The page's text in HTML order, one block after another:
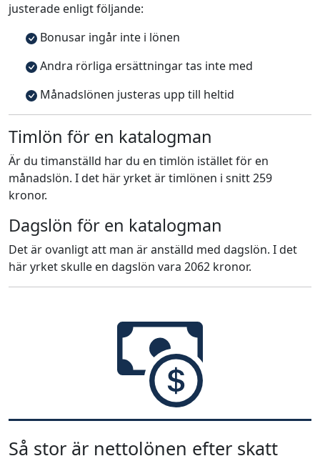
justerade enligt följande:
Bonusar ingår inte i lönen
Andra rörliga ersättningar tas inte med
Månadslönen justeras upp till heltid
Timlön för en katalogman
Är du timanställd har du en timlön istället för en
månadslön. I det här yrket är timlönen i snitt 259
kronor.
Dagslön för en katalogman
Det är ovanligt att man är anställd med dagslön. I det
här yrket skulle en dagslön vara 2062 kronor.
Så stor är nettolönen efter skatt